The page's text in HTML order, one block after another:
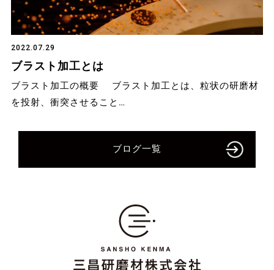
2022.07.29
ブラスト加工とは
ブラスト加工の概要 ブラスト加工とは、粒状の研磨材
を投射、衝突させること…
ブログ一覧